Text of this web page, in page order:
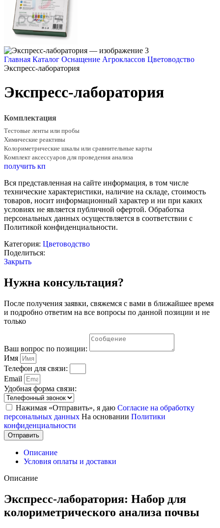
Главная Каталог Оснащение Агроклассов Цветоводство
Экспресс-лаборатория
Экспресс-лаборатория
Комплектация
Тестовые ленты или пробы
Химические реактивы
Колориметрические шкалы или сравнительные карты
Комплект аксессуаров для проведения анализа
получить кп
Вся представленная на сайте информация, в том числе
технические характеристики, наличие на складе, стоимость
товаров, носит информационный характер и ни при каких
условиях не является публичной офертой. Обработка
персональных данных осуществляется в соответствии с
Политикой конфиденциальности.
Категория: Цветоводство
Поделиться:
Закрыть
Нужна консультация?
После получения заявки, свяжемся с вами в ближайшее время
и подробно ответим на все вопросы по данной позиции и не
только
Ваш вопрос по позиции:
Имя
Телефон для связи:
Email
Удобная форма связи:
Нажимая «Отправить», я даю Согласие на обработку
персональных данных На основании Политики
конфиденциальности
Отправить
Описание
Условия оплаты и доставки
Описание
Экспресс-лаборатория: Набор для
колориметрического анализа почвы